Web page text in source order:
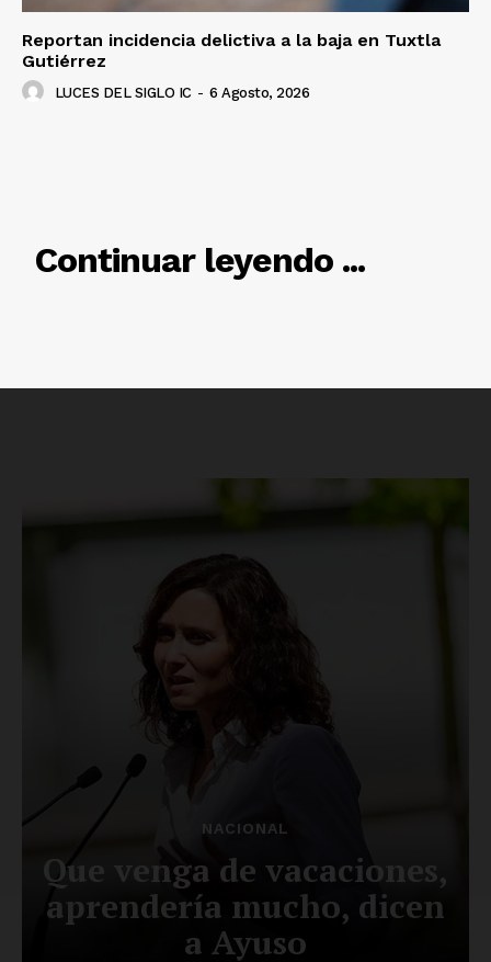
Reportan incidencia delictiva a la baja en Tuxtla
Gutiérrez
LUCES DEL SIGLO IC - 6 Agosto, 2026
Continuar leyendo ...
RELACIONADO